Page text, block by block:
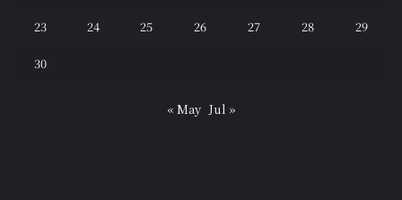
23 24 25 26 27 28 29
30
« May Jul »